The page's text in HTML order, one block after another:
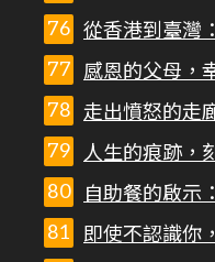
從香港到臺灣
感恩的父母，
走出憤怒的走
人生的痕跡，
自助餐的啟示
即使不認識你